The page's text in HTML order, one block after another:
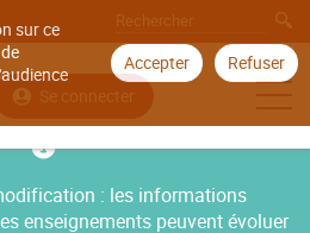
sur ce
Accepter Refuser
Se connecter
: les informations
enseignements peuvent évoluer